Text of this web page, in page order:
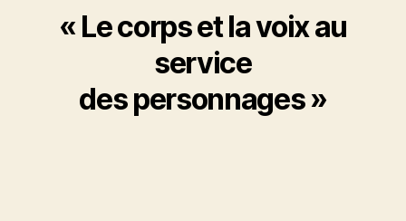
« Le corps et la voix au
service
des personnages »